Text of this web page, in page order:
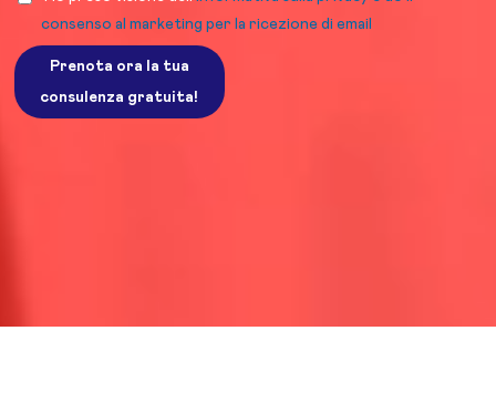
consenso al marketing per la ricezione di email
Prenota ora la tua
consulenza gratuita!